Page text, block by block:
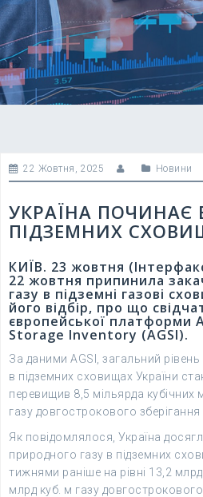
22 Жовтня, 2025 Новини
УКРАЇНА ПОЧИНАЄ
ПІДЗЕМНИХ
КИЇВ. 23 жовтня
22 жовтня припинила
газу в підземні газові
його відбір, про що
європейської платформи
Storage Inventory (AGSI).
За даними AGSI, загальний
в підземних сховищах України
перевищив 8,5 мільярда кубічних
газу довгострокового зберігання
Як повідомлялося, Україна
природного газу в підземних
тижнями раніше на рівні 13,2
млрд куб. м газу довгострокового